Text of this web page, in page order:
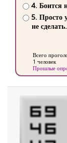
4. Боится
5. Просто
не сделать.
Всего
1 человек
Прошлые